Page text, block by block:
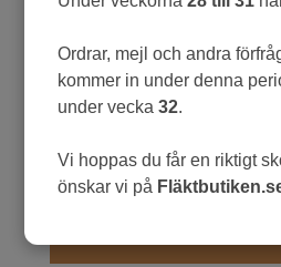
Ordrar, mejl och andra
kommer in under denna
under vecka32.
Vi hoppas du får en riktigt
önskar vi på
OBS! Det är ingen ångerrätt
spiskåpa då detta är en
endast byggs på beställning.
lämna tillbaka den.
FRÅGA OM PRODUKT